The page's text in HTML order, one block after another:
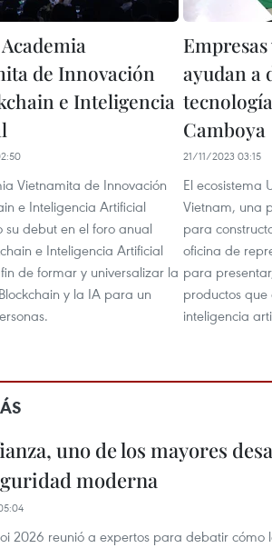
de Innovación
e Inteligencia
Vietnamita de Innovación
e Inteligencia Artificial
su debut en el foro anual
e Inteligencia Artificial
de formar y universalizar la
y la IA para un
ayudan a
Camboya
21/11/2023 03:15
El ecosistema
Vietnam, una
para
oficina de
para
productos
inteligencia
uno de los mayores
moderna
2026 reunió a expertos para debatir cómo